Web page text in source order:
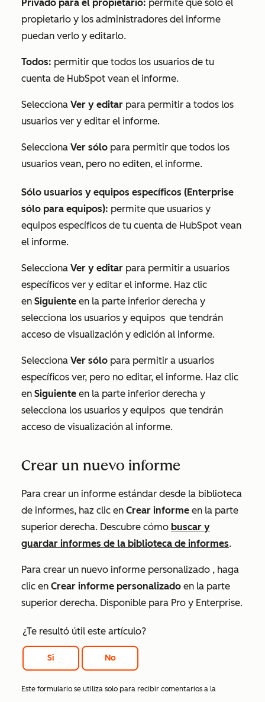
Privado para el propietario: permite que sólo el
propietario y los administradores del informe
puedan verlo y editarlo.
Todos: permitir que todos los usuarios de tu
cuenta de HubSpot vean el informe.
Selecciona Ver y editar para permitir a todos los
usuarios ver y editar el informe.
Selecciona Ver sólo para permitir que todos los
usuarios vean, pero no editen, el informe.
Sólo usuarios y equipos específicos (Enterprise
sólo para equipos): permite que usuarios y
equipos específicos de tu cuenta de HubSpot vean
el informe.
Selecciona Ver y editar para permitir a usuarios
específicos ver y editar el informe. Haz clic
en Siguiente en la parte inferior derecha y
selecciona los usuarios y equipos que tendrán
acceso de visualización y edición al informe.
Selecciona Ver sólo para permitir a usuarios
específicos ver, pero no editar, el informe. Haz clic
en Siguiente en la parte inferior derecha y
selecciona los usuarios y equipos que tendrán
acceso de visualización al informe.
Crear un nuevo informe
Para crear un informe estándar desde la biblioteca
de informes, haz clic en Crear informe en la parte
superior derecha. Descubre cómo buscar y
guardar informes de la biblioteca de informes.
Para crear un nuevo informe personalizado , haga
clic en Crear informe personalizado en la parte
superior derecha. Disponible para Pro y Enterprise.
¿Te resultó útil este artículo?
Si No
Este formulario se utiliza solo para recibir comentarios a la